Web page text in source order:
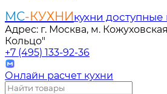
МС-КУХНИкухни
Адрес: г. Москва, м.
Кольцо"
+7 (495) 133-92-36
Онлайн расчет кухни